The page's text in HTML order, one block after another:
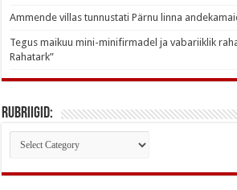
Ammende villas tunnustati Pärnu linna
Tegus maikuu mini-minifirmadel ja vabariiklik
Rahatark”
Rubriigid:
Rubriigid: